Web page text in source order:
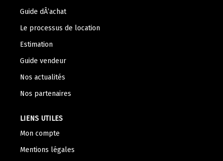
Nous Rejoindre
Guide dÂ’achat
Le processus de location
Estimation
Guide vendeur
Nos actualités
Nos partenaires
LIENS UTILES
Mon compte
Mentions légales